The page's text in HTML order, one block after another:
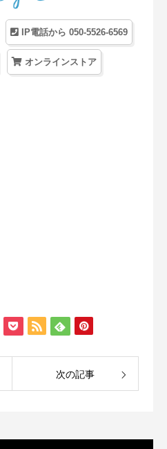
IP電話から 050-5526-6569
オンラインストア
次の記事